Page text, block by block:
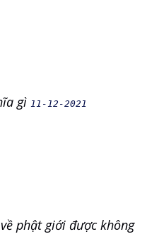
gì 11-12-2021
phật giới được không